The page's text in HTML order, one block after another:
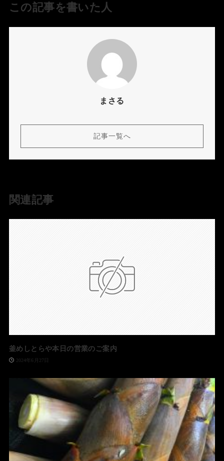
この記事を書いた人
まさる
記事一覧へ
関連記事
釜めしとらや本日の営業のご案内
2024年6月27日